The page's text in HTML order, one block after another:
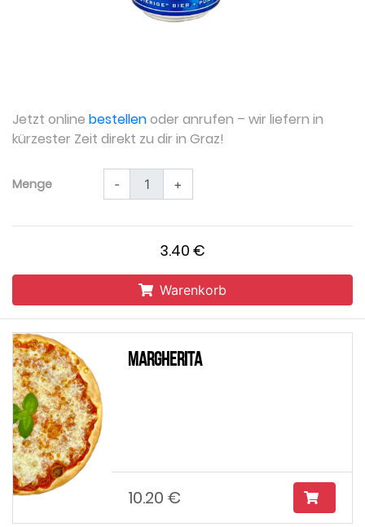
Jetzt online bestellenoder anrufen – wir liefern in
kürzester Zeit direkt zu dir in Graz!
Menge - +
3.40 €
Warenkorb
Margherita
10.20 €